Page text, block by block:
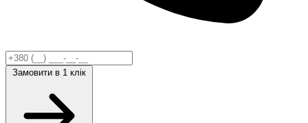
Замовити в 1 клік